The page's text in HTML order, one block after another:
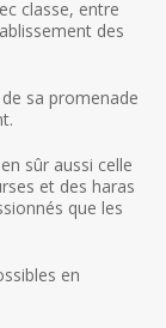
classe, entre
des
sa promenade
sûr aussi celle
et des haras
que les
en